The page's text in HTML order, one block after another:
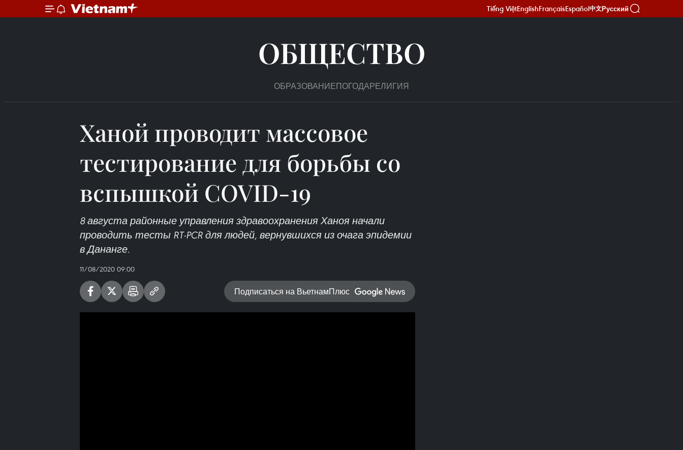
Tiếng ViệtEnglishFrançaisEspañol中文Русский
ОБЩЕСТВО
ОБРАЗОВАНИЕПОГОДАРЕЛИГИЯ
Ханой проводит массовое
тестирование для борьбы со
вспышкой COVID-19
8 августа районные управления здравоохранения Ханоя начали
проводить тесты RT-PCR для людей, вернувшихся из очага эпидемии
в Дананге.
11/08/2020 09:00
Подписаться на ВьетнамПлюс